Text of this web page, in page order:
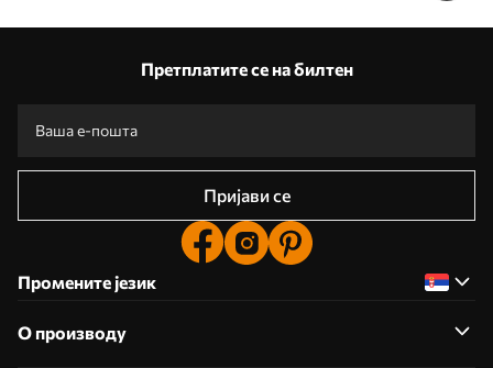
Претплатите се на билтен
Пријави се
Промените језик
О производу